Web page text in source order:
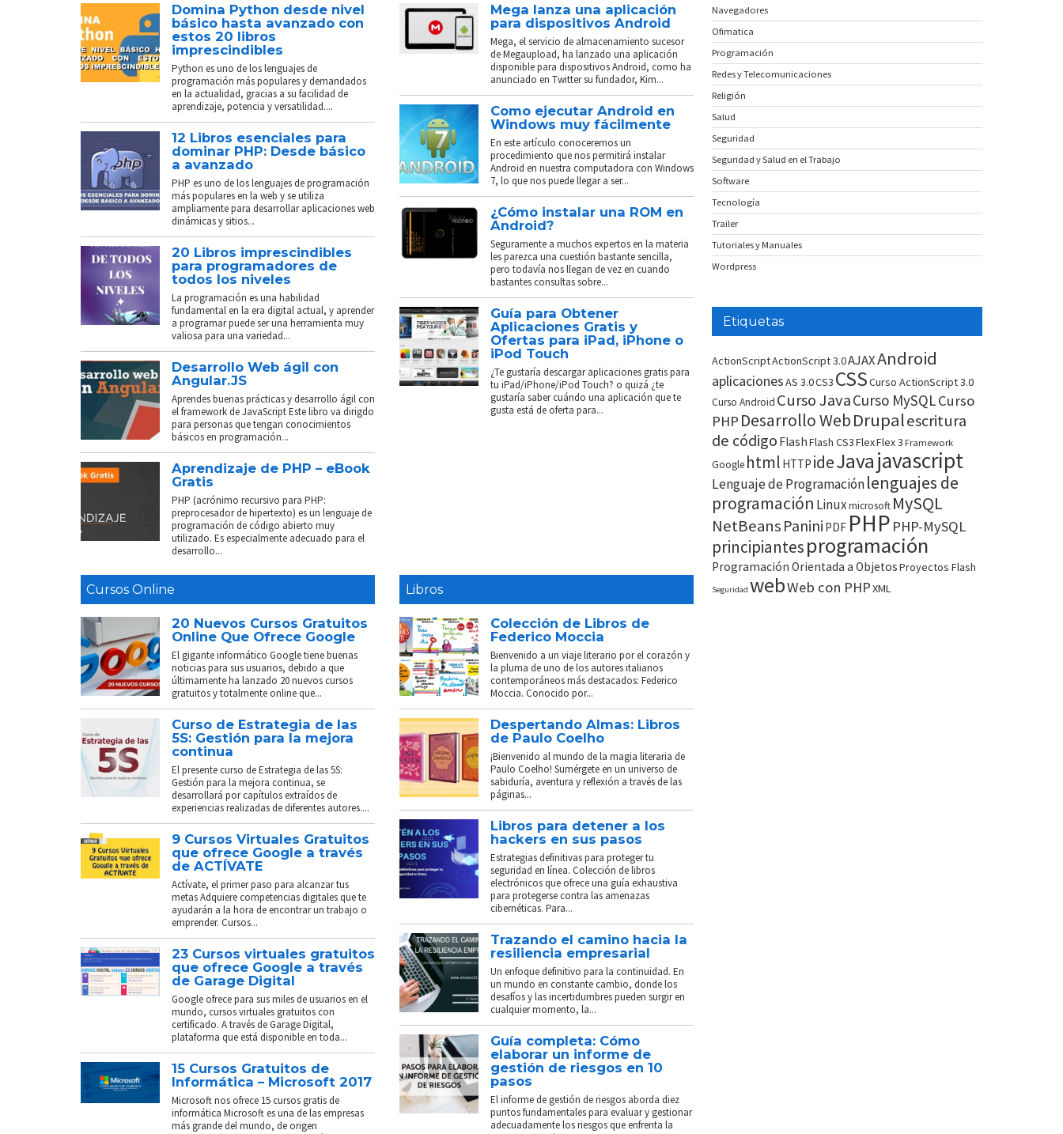
Domina Python desde nivel
básico hasta avanzado con
estos 20 libros
imprescindibles
Python es uno de los lenguajes de
programación más populares y demandados
en la actualidad, gracias a su facilidad de
aprendizaje, potencia y versatilidad....
12 Libros esenciales para
dominar PHP: Desde básico
a avanzado
PHP es uno de los lenguajes de programación
más populares en la web y se utiliza
ampliamente para desarrollar aplicaciones web
dinámicas y sitios...
20 Libros imprescindibles
para programadores de
todos los niveles
La programación es una habilidad
fundamental en la era digital actual, y aprender
a programar puede ser una herramienta muy
valiosa para una variedad...
Desarrollo Web ágil con
Angular.JS
Aprendes buenas prácticas y desarrollo ágil con
el framework de JavaScript Este libro va dirigdo
para personas que tengan conocimientos
básicos en programación...
Aprendizaje de PHP – eBook
Gratis
PHP (acrónimo recursivo para PHP:
preprocesador de hipertexto) es un lenguaje de
programación de código abierto muy
utilizado. Es especialmente adecuado para el
desarrollo...
Mega lanza una aplicación
para dispositivos Android
Mega, el servicio de almacenamiento sucesor
de Megaupload, ha lanzado una aplicación
disponible para dispositivos Android, como ha
anunciado en Twitter su fundador, Kim...
Como ejecutar Android en
Windows muy fácilmente
En este artículo conoceremos un
procedimiento que nos permitirá instalar
Android en nuestra computadora con Windows
7, lo que nos puede llegar a ser...
¿Cómo instalar una ROM en
Android?
Seguramente a muchos expertos en la materia
les parezca una cuestión bastante sencilla,
pero todavía nos llegan de vez en cuando
bastantes consultas sobre...
Guía para Obtener
Aplicaciones Gratis y
Ofertas para iPad, iPhone o
iPod Touch
¿Te gustaría descargar aplicaciones gratis para
tu iPad/iPhone/iPod Touch? o quizá ¿te
gustaría saber cuándo una aplicación que te
gusta está de oferta para...
Cursos Online
20 Nuevos Cursos Gratuitos
Online Que Ofrece Google
El gigante informático Google tiene buenas
noticias para sus usuarios, debido a que
últimamente ha lanzado 20 nuevos cursos
gratuitos y totalmente online que...
Curso de Estrategia de las
5S: Gestión para la mejora
continua
El presente curso de Estrategia de las 5S:
Gestión para la mejora continua, se
desarrollará por capítulos extraídos de
experiencias realizadas de diferentes autores....
9 Cursos Virtuales Gratuitos
que ofrece Google a través
de ACTÍVATE
Actívate, el primer paso para alcanzar tus
metas Adquiere competencias digitales que te
ayudarán a la hora de encontrar un trabajo o
emprender. Cursos...
23 Cursos virtuales gratuitos
que ofrece Google a través
de Garage Digital
Google ofrece para sus miles de usuarios en el
mundo, cursos virtuales gratuitos con
certificado. A través de Garage Digital,
plataforma que está disponible en toda...
15 Cursos Gratuitos de
Informática – Microsoft 2017
Microsoft nos ofrece 15 cursos gratis de
informática Microsoft es una de las empresas
más grande del mundo, de origen
Libros
Colección de Libros de
Federico Moccia
Bienvenido a un viaje literario por el corazón y
la pluma de uno de los autores italianos
contemporáneos más destacados: Federico
Moccia. Conocido por...
Despertando Almas: Libros
de Paulo Coelho
¡Bienvenido al mundo de la magia literaria de
Paulo Coelho! Sumérgete en un universo de
sabiduría, aventura y reflexión a través de las
páginas...
Libros para detener a los
hackers en sus pasos
Estrategias definitivas para proteger tu
seguridad en línea. Colección de libros
electrónicos que ofrece una guía exhaustiva
para protegerse contra las amenazas
cibernéticas. Para...
Trazando el camino hacia la
resiliencia empresarial
Un enfoque definitivo para la continuidad. En
un mundo en constante cambio, donde los
desafíos y las incertidumbres pueden surgir en
cualquier momento, la...
Guía completa: Cómo
elaborar un informe de
gestión de riesgos en 10
pasos
El informe de gestión de riesgos aborda diez
puntos fundamentales para evaluar y gestionar
adecuadamente los riesgos que enfrenta la
Navegadores
Ofimatica
Programación
Redes y Telecomunicaciones
Religión
Salud
Seguridad
Seguridad y Salud en el Trabajo
Software
Tecnología
Trailer
Tutoriales y Manuales
Wordpress
Etiquetas
ActionScriptActionScript 3.0AJAXAndroid
aplicacionesAS 3.0CS3 CSSCurso ActionScript 3.0
Curso Android Curso JavaCurso MySQLCurso
PHP Desarrollo WebDrupalescritura
de código FlashFlash CS3FlexFlex 3 Framework
Google html HTTP ideJavajavascript
Lenguaje de Programaciónlenguajes de
programación Linuxmicrosoft MySQL
NetBeans Panini PDF PHP PHP-MySQL
principiantesprogramación
Programación Orientada a ObjetosProyectos Flash
Seguridad webWeb con PHPXML